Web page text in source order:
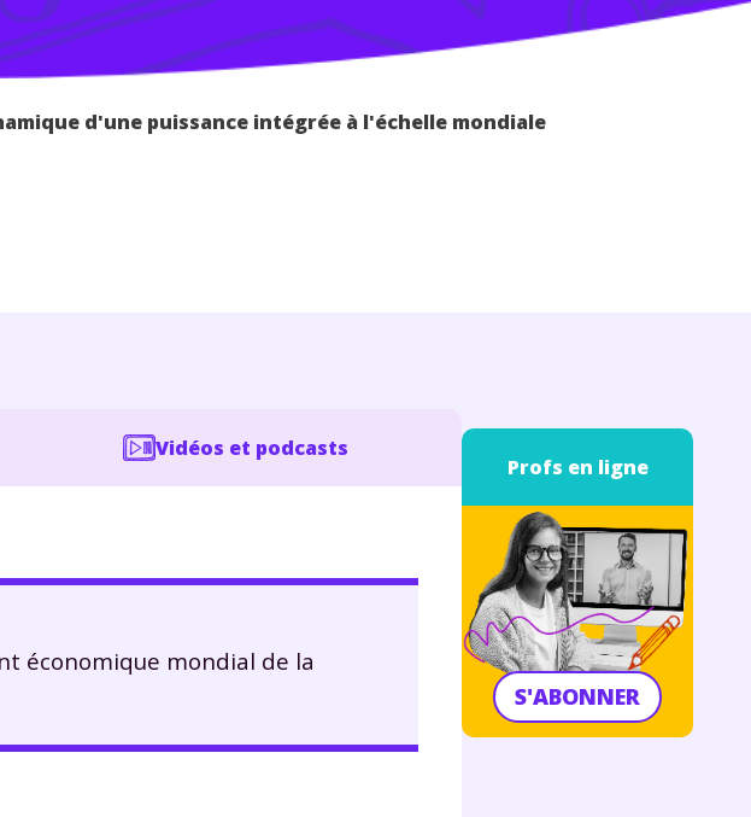
d'une puissance intégrée à l'échelle mondiale
Vidéos et podcasts
économique mondial de la
Profs en ligne
S'ABONNER